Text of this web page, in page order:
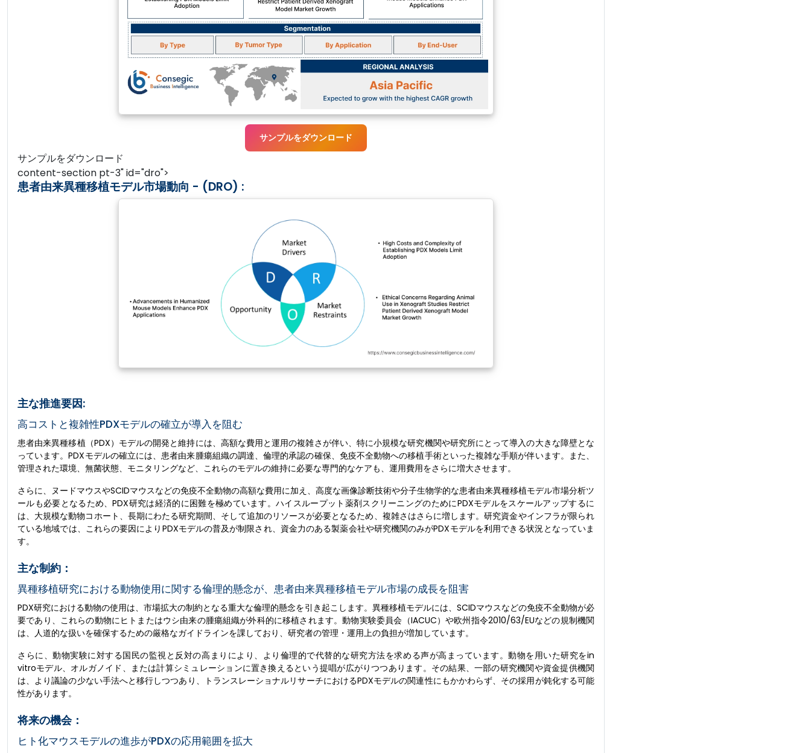
サンプルをダウンロード
サンプルをダウンロード
content-section pt-3" id="dro">
患者由来異種移植モデル市場動向 - (DRO) :
主な推進要因:
高コストと複雑性PDXモデルの確立が導入を阻む
患者由来異種移植（PDX）モデルの開発と維持には、高額な費用と運用の複雑さが伴い、特に小規模な研究機関や研究所にとって導入の大きな障壁とな
っています。PDXモデルの確立には、患者由来腫瘍組織の調達、倫理的承認の確保、免疫不全動物への移植手術といった複雑な手順が伴います。また、
管理された環境、無菌状態、モニタリングなど、これらのモデルの維持に必要な専門的なケアも、運用費用をさらに増大させます。
さらに、ヌードマウスやSCIDマウスなどの免疫不全動物の高額な費用に加え、高度な画像診断技術や分子生物学的な患者由来異種移植モデル市場分析ツ
ールも必要となるため、PDX研究は経済的に困難を極めています。ハイスループット薬剤スクリーニングのためにPDXモデルをスケールアップするに
は、大規模な動物コホート、長期にわたる研究期間、そして追加のリソースが必要となるため、複雑さはさらに増します。研究資金やインフラが限られ
ている地域では、これらの要因によりPDXモデルの普及が制限され、資金力のある製薬会社や研究機関のみがPDXモデルを利用できる状況となっていま
す。
主な制約：
異種移植研究における動物使用に関する倫理的懸念が、患者由来異種移植モデル市場の成長を阻害
PDX研究における動物の使用は、市場拡大の制約となる重大な倫理的懸念を引き起こします。異種移植モデルには、SCIDマウスなどの免疫不全動物が必
要であり、これらの動物にヒトまたはウシ由来の腫瘍組織が外科的に移植されます。動物実験委員会（IACUC）や欧州指令2010/63/EUなどの規制機関
は、人道的な扱いを確保するための厳格なガイドラインを課しており、研究者の管理・運用上の負担が増加しています。
さらに、動物実験に対する国民の監視と反対の高まりにより、より倫理的で代替的な研究方法を求める声が高まっています。動物を用いた研究をin
vitroモデル、オルガノイド、または計算シミュレーションに置き換えるという提唱が広がりつつあります。その結果、一部の研究機関や資金提供機関
は、より議論の少ない手法へと移行しつつあり、トランスレーショナルリサーチにおけるPDXモデルの関連性にもかかわらず、その採用が鈍化する可能
性があります。
将来の機会：
ヒト化マウスモデルの進歩がPDXの応用範囲を拡大